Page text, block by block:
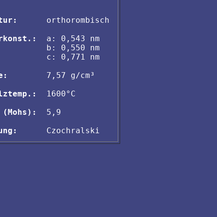
      orthorombisch
  a: 0,543 nm
b: 0,550 nm
c: 0,771 nm
        7,57 g/cm³
  1600°C
  5,9